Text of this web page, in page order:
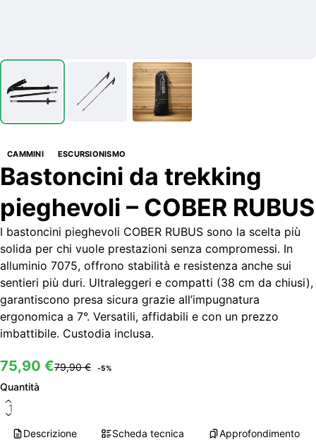
CAMMINI ESCURSIONISMO
Bastoncini da trekking
pieghevoli – COBER RUBUS
I bastoncini pieghevoli COBER RUBUS sono la scelta più
solida per chi vuole prestazioni senza compromessi. In
alluminio 7075, offrono stabilità e resistenza anche sui
sentieri più duri. Ultraleggeri e compatti (38 cm da chiusi),
garantiscono presa sicura grazie all’impugnatura
ergonomica a 7°. Versatili, affidabili e con un prezzo
imbattibile. Custodia inclusa.
75,90 €79,90 € -5%
Quantità
Descrizione Scheda tecnica Approfondimento